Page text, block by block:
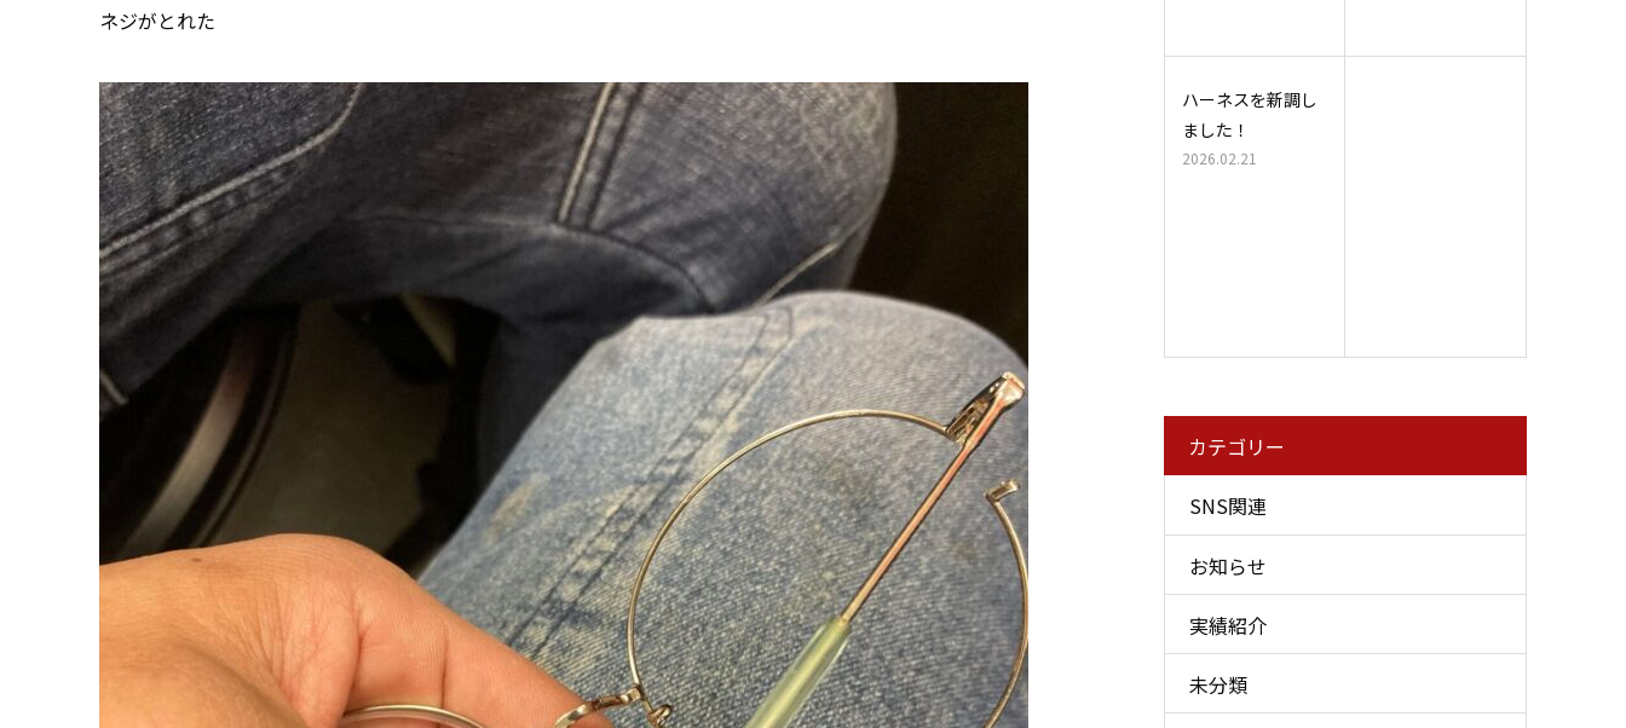
ネジがとれた
ハーネスを新調し
ました！
2026.02.21
カテゴリー
SNS関連
お知らせ
実績紹介
未分類